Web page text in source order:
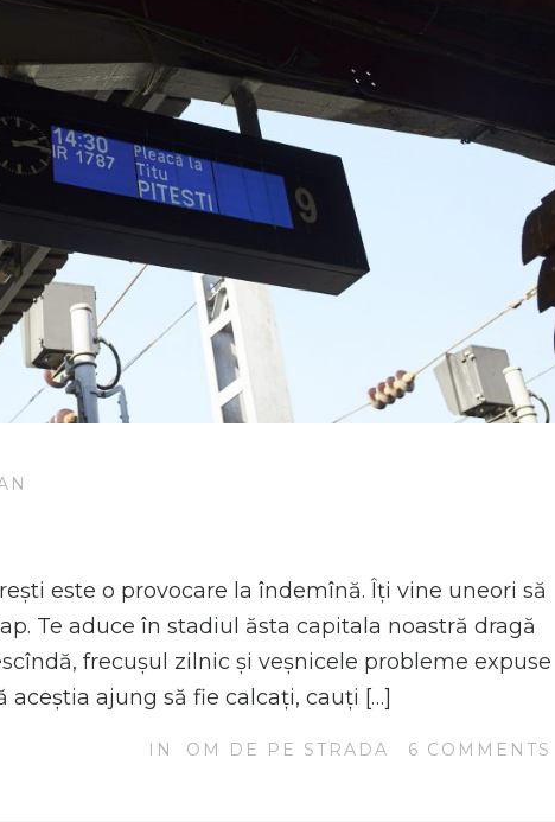
este o provocare la îndemînă. Îți vine uneori să
Te aduce în stadiul ăsta capitala noastră dragă
frecușul zilnic și veșnicele probleme expuse
ajung să fie calcați, cauți […]
IN OM DE PE STRADA 6 COMMENTS